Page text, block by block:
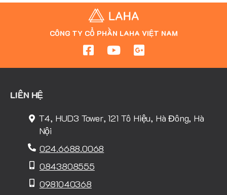
CÔNG TY CỔ PHẦN LAHA VIỆT NAM
LIÊN HỆ
T4, HUD3 Tower, 121 Tô Hiệu, Hà Đông, Hà
Nội
024.6688.0068
0843808555
0981040368